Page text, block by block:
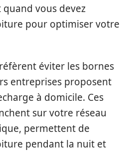
vous devez
pour optimiser votre
éviter les bornes
entreprises proposent
à domicile. Ces
sur votre réseau
permettent de
pendant la nuit et